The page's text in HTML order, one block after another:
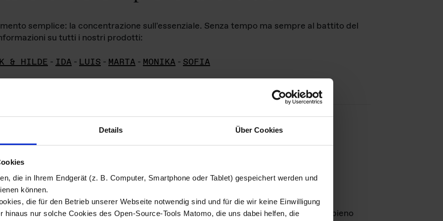
Details Über Cookies
die in Ihrem Endgerät (z. B. Computer, Smartphone oder Tablet) gespeichert werden und
können.
die für den Betrieb unserer Webseite notwendig sind und für die wir keine Einwilligung
hinaus nur solche Cookies des Open-Source-Tools Matomo, die uns dabei helfen, die
semplice: la concentrazione sull'essenziale. Senza tempo ma sempre al battito del
su tutti i nostri prodotti:
& HILDE - IDA - LUIS - MARTA - MONIKA - SOFIA
di immagini
materiale fotografico sono detenuti daDas ganze LebenGmbH e rimangono in pieno